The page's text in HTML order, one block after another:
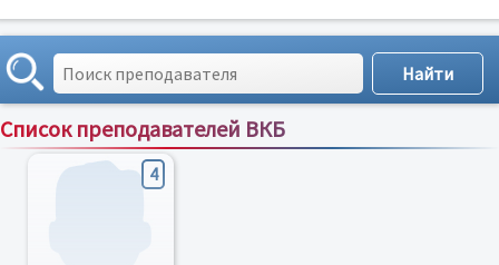
Список преподавателей ВКБ
Сортировка по:имени;рейтингу;отзывам
4